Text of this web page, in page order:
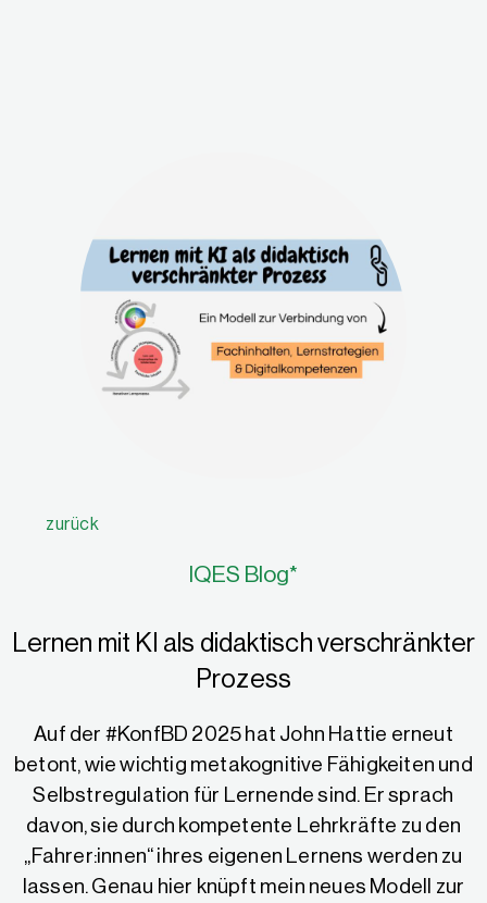
zurück
IQES Blog*
Lernen mit KI als didaktisch verschränkter
Prozess
Auf der #KonfBD 2025 hat John Hattie erneut
betont, wie wichtig metakognitive Fähigkeiten und
Selbstregulation für Lernende sind. Er sprach
davon, sie durch kompetente Lehrkräfte zu den
„Fahrer:innen“ ihres eigenen Lernens werden zu
lassen. Genau hier knüpft mein neues Modell zur